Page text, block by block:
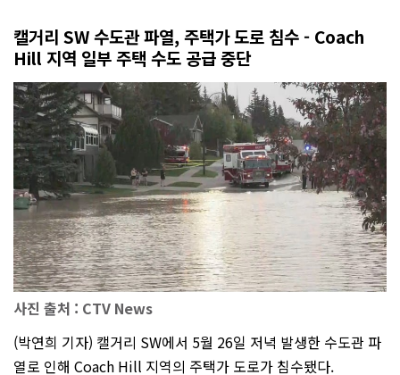
캘거리 SW 수도관 파열, 주택가 도로 침수 - Coach
Hill 지역 일부 주택 수도 공급 중단
사진 출처 : CTV News
(박연희 기자) 캘거리 SW에서 5월 26일 저녁 발생한 수도관 파
열로 인해 Coach Hill 지역의 주택가 도로가 침수됐다.